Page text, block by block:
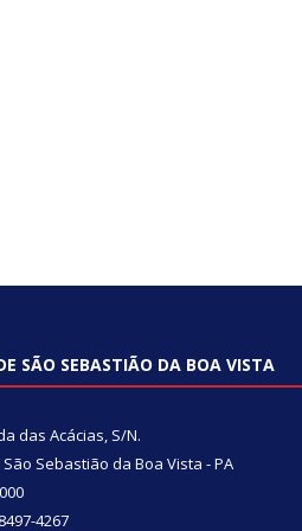
SÃO SEBASTIÃO DA BOA VISTA
das Acácias, S/N.
Sebastião da Boa Vista - PA
4267